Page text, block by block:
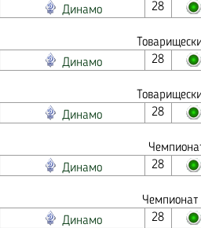
Динамо 28
Динамо 28
Динамо 28
Динамо 28
Динамо 28